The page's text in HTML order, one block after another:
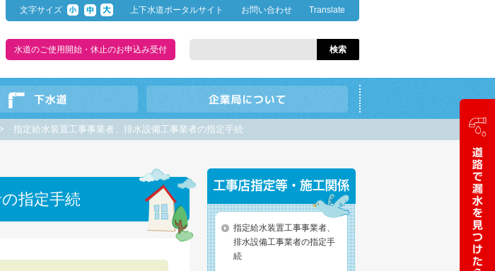
文字サイズ 上下水道ポータルサイト お問い合わせ Translate
水道のご使用開始・休止のお申込み受付
指定給水装置工事事業者、排水設備工事業者の指定手続
指定手続
指定給水装置工事事業者、
排水設備工事業者の指定手
続